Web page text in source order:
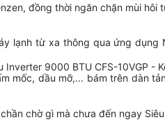
đồng thời ngăn chặn mùi
từ xa thông qua ứng dụng
mốc, dầu mỡ,... bám trên dàn
chờ gì mà chưa đến ngay